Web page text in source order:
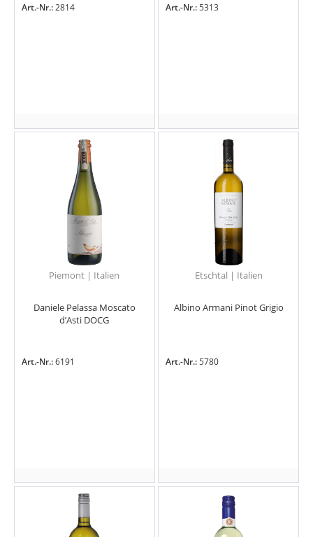
Art.-Nr.:2814 Art.-Nr.:5313
Piemont | Italien
Daniele Pelassa Moscato
d’Asti DOCG
Art.-Nr.:6191
Etschtal | Italien
Albino Armani Pinot Grigio
Art.-Nr.:5780